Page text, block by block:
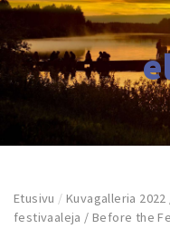
Etusivu /Kuvagalleria
festivaaleja / Before the